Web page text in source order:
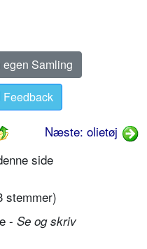
egen Samling
Feedback
Næste: olietøj
side
stemmer)
- Se og skriv